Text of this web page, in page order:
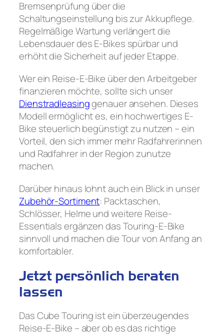
Bremsenprüfung über die
Schaltungseinstellung bis zur Akkupflege.
Regelmäßige Wartung verlängert die
Lebensdauer des E-Bikes spürbar und
erhöht die Sicherheit auf jeder Etappe.
Wer ein Reise-E-Bike über den Arbeitgeber
finanzieren möchte, sollte sich unser
Dienstradleasinggenauer ansehen. Dieses
Modell ermöglicht es, ein hochwertiges E-
Bike steuerlich begünstigt zu nutzen – ein
Vorteil, den sich immer mehr Radfahrerinnen
und Radfahrer in der Region zunutze
machen.
Darüber hinaus lohnt auch ein Blick in unser
Zubehör-Sortiment: Packtaschen,
Schlösser, Helme und weitere Reise-
Essentials ergänzen das Touring-E-Bike
sinnvoll und machen die Tour von Anfang an
komfortabler.
Jetzt persönlich beraten
lassen
Das Cube Touring ist ein überzeugendes
Reise-E-Bike – aber ob es das richtige